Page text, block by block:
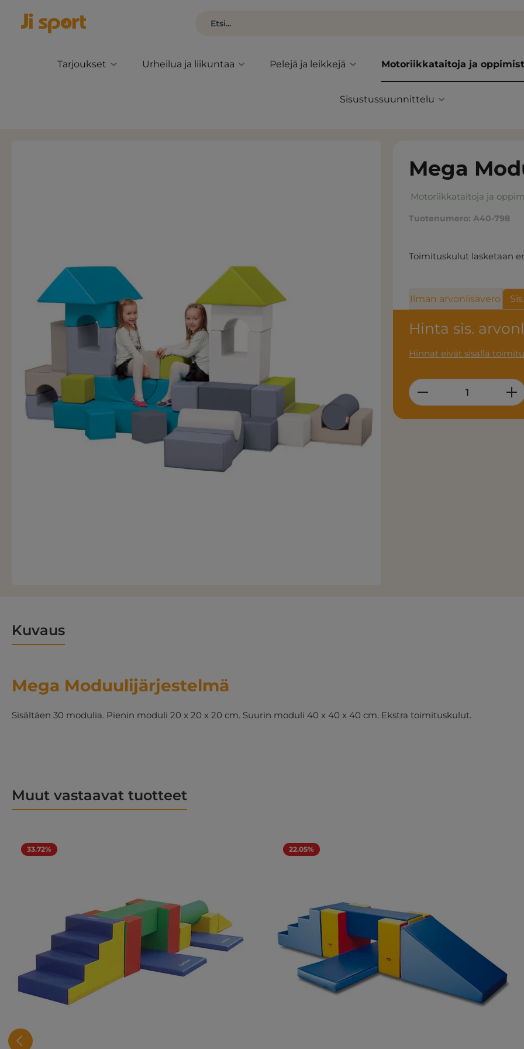
Tarjoukset Urheilua ja liikuntaa Pelejä ja leikkejä Motoriikkataitoja ja
Sisustussuunnittelu
Mega
Motoriikkataitoja ja
Tuotenumero: A40-798
Toimituskulut lasketaan
Hinta sis.
Hinnat eivät sisällä
Ilman arvonlisävero
Product
Kuvaus
Mega Moduulijärjestelmä
Sisältäen 30 modulia. Pienin moduli 20 x 20 x 20 cm. Suurin moduli 40 x 40 x 40 cm. Ekstra toimituskulut.
Muut vastaavat tuotteet
33.72% 22.05%